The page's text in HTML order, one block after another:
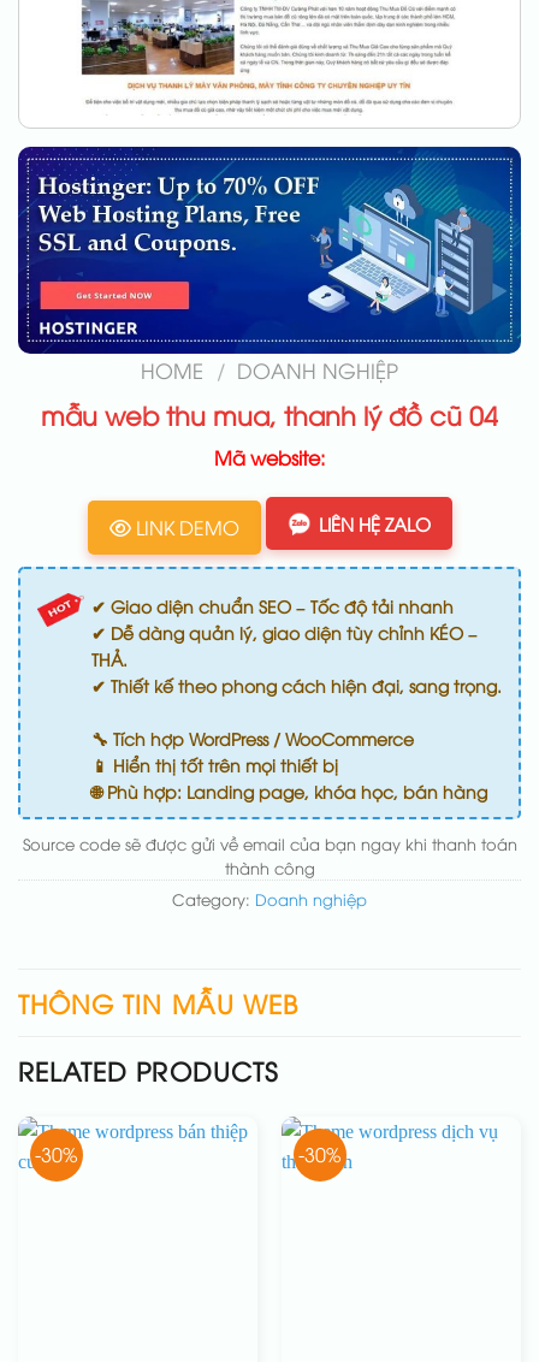
HOME / DOANH NGHIỆP
mẫu web thu mua, thanh lý đồ cũ 04
Mã website:
LINK DEMO LIÊN HỆ ZALO
✔ Giao diện chuẩn SEO – Tốc độ tải nhanh
✔ Dễ dàng quản lý, giao diện tùy chỉnh KÉO –
THẢ.
✔ Thiết kế theo phong cách hiện đại, sang trọng.
🔧 Tích hợp WordPress / WooCommerce
📱 Hiển thị tốt trên mọi thiết bị
🌐 Phù hợp: Landing page, khóa học, bán hàng
Source code sẽ được gửi về email của bạn ngay khi thanh toán
thành công
Category: Doanh nghiệp
THÔNG TIN MẪU WEB
RELATED PRODUCTS
-30% -30%